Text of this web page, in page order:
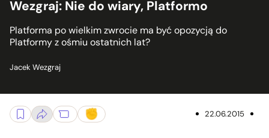
Wezgraj: Nie do wiary, Platformo
Platforma po wielkim zwrocie ma być opozycją do
Platformy z ośmiu ostatnich lat?
Jacek Wezgraj
22.06.2015